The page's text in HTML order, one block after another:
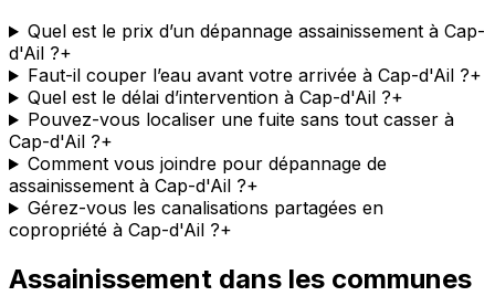
Quel est le prix d’un dépannage assainissement à Cap-
d'Ail ?+
Faut-il couper l’eau avant votre arrivée à Cap-d'Ail ?+
Quel est le délai d’intervention à Cap-d'Ail ?+
Pouvez-vous localiser une fuite sans tout casser à
Cap-d'Ail ?+
Comment vous joindre pour dépannage de
assainissement à Cap-d'Ail ?+
Gérez-vous les canalisations partagées en
copropriété à Cap-d'Ail ?+
Assainissement dans les communes